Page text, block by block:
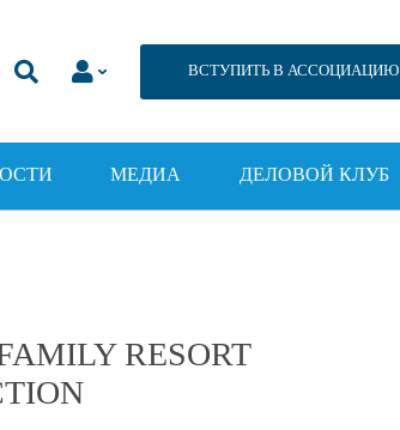
ВСТУПИТЬ В АССОЦИАЦИЮ
МЕДИА ДЕЛОВОЙ КЛУБ
RESORT